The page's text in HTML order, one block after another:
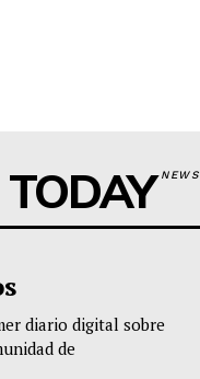
NEWS
diario digital sobre
de